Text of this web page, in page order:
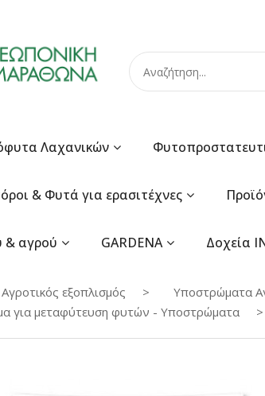
Λαχανικών
& Φυτά για ερασιτέχνες
& αγρού GARDENA Δοχεία
Αγροτικός εξοπλισμός
Υποστρώματα
για μεταφύτευση φυτών - Υποστρώματα